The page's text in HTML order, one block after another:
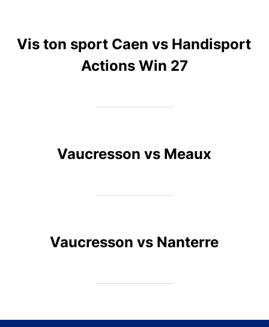
Vis ton sport Caen vs Handisport
Actions Win 27
Vaucresson vs Meaux
Vaucresson vs Nanterre